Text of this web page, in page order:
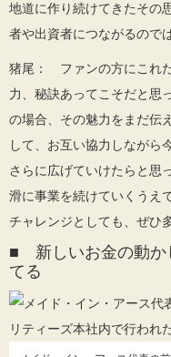
地道に作り続けてきたその
者や出資者につながるので
猪尾： ファンの方にこれ
力、秘訣あってこそだと思
の場合、その魅力をまだ伝
して、お互い協力しながら
さらに広げていけたらと思
滑に事業を続けていくうえ
チャレンジとしても、ぜひ
■ 新しいお金の動か
てる